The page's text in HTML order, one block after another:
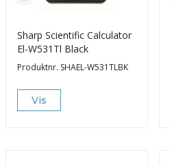
Sharp Scientific Calculator
El-W531Tl Black
Produktnr. SHAEL-W531TLBK
Vis